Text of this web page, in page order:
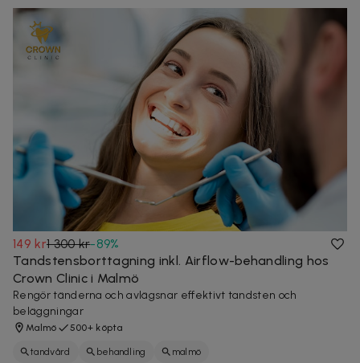
149 kr1 300 kr-89%
Tandstensborttagning inkl. Airflow-behandling hos
Crown Clinic i Malmö
Rengör tänderna och avlägsnar effektivt tandsten och
beläggningar
Malmö 500+ köpta
tandvård behandling malmö